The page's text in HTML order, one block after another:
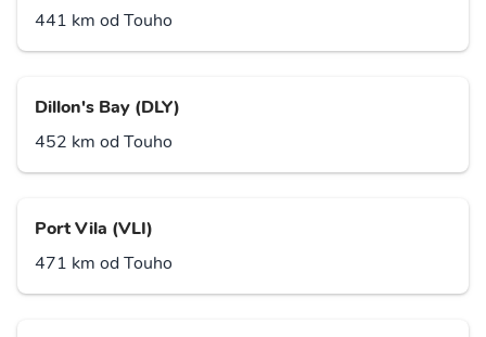
441 km od Touho
Dillon's Bay (DLY)
452 km od Touho
Port Vila (VLI)
471 km od Touho